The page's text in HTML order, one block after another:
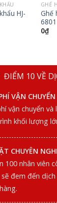
HJ-
GHẾ
Ghế
6801
0₫
ĐIỂM 10 VỀ
VẬN CHUYỂN
vận chuyển
khối lượng
CHUYÊN
100 nhân viên
đem đến